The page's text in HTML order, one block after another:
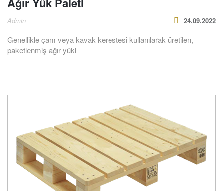
Admin 24.09.2022
Genellikle çam veya kavak kerestesi kullanılarak üretilen,
paketlenmiş ağır yükl